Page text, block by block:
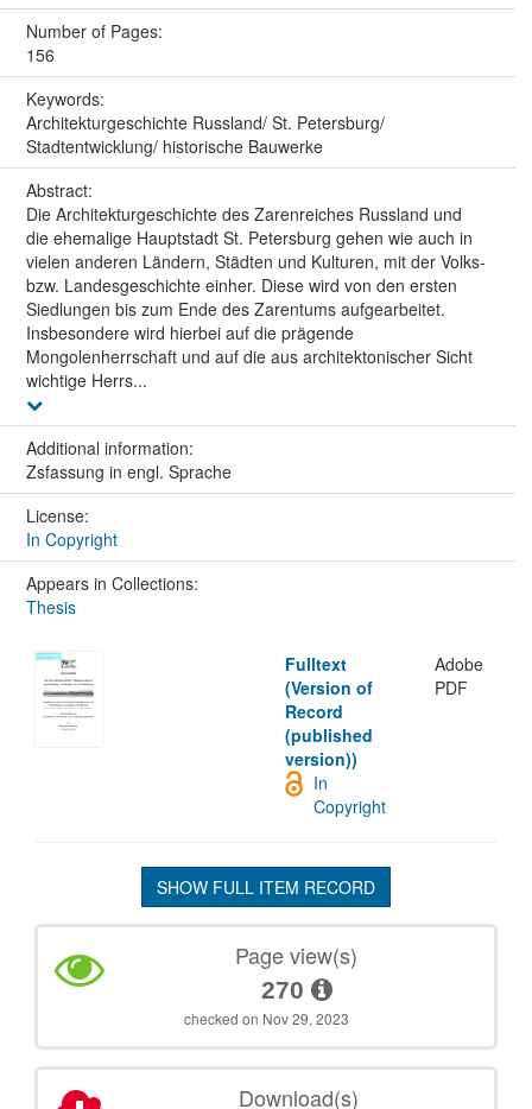
Number of Pages:
156
Keywords:
Architekturgeschichte Russland/ St. Petersburg/
Stadtentwicklung/ historische Bauwerke
Abstract:
Die Architekturgeschichte des Zarenreiches Russland und
die ehemalige Hauptstadt St. Petersburg gehen wie auch in
vielen anderen Ländern, Städten und Kulturen, mit der Volks-
bzw. Landesgeschichte einher. Diese wird von den ersten
Siedlungen bis zum Ende des Zarentums aufgearbeitet.
Insbesondere wird hierbei auf die prägende
Mongolenherrschaft und auf die aus architektonischer Sicht
wichtige Herrs...
Additional information:
Zsfassung in engl. Sprache
License:
In Copyright
Appears in Collections:
Thesis
Fulltext
(Version of
Record
(published
version))
Adobe
PDF
In
Copyright
SHOW FULL ITEM RECORD
Page view(s)
270
checked on Nov 29, 2023
Download(s)